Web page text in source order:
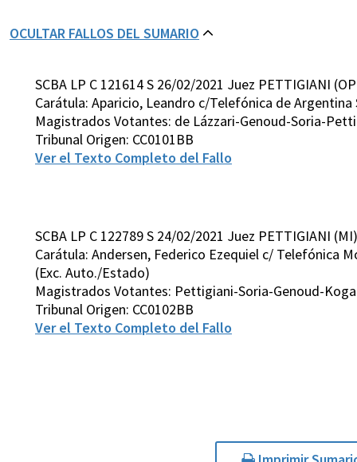
OCULTAR FALLOS DEL SUMARIO
SCBA LP C 121614 S 26/02/2021 Juez PETTIGIANI
Carátula: Aparicio, Leandro c/Telefónica de Argentina
Magistrados Votantes: de Lázzari-Genoud-Soria-
Tribunal Origen: CC0101BB
Ver el Texto Completo del Fallo
SCBA LP C 122789 S 24/02/2021 Juez PETTIGIANI (MI)
Carátula: Andersen, Federico Ezequiel c/ Telefónica
(Exc. Auto./Estado)
Magistrados Votantes: Pettigiani-Soria-Genoud-
Tribunal Origen: CC0102BB
Ver el Texto Completo del Fallo